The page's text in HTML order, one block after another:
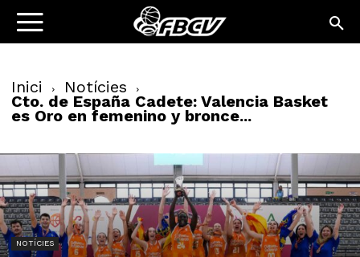
Inici Notícies
Cto. de España Cadete: Valencia Basket
es Oro en femenino y bronce...
NOTÍCIES